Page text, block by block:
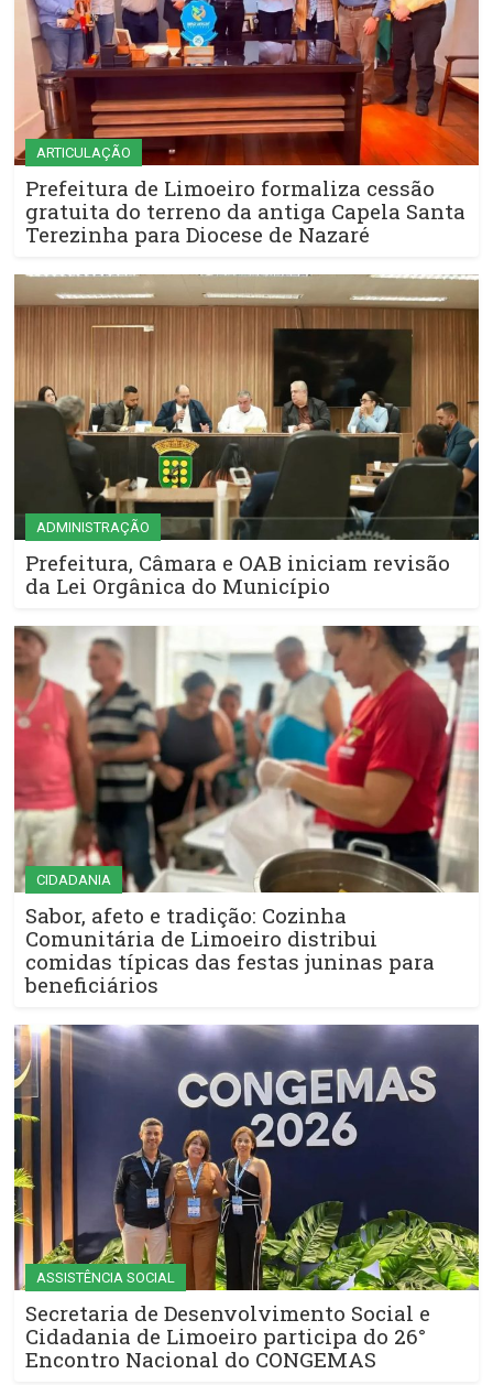
ARTICULAÇÃO
Prefeitura de Limoeiro formaliza cessão
gratuita do terreno da antiga Capela Santa
Terezinha para Diocese de Nazaré
ADMINISTRAÇÃO
Prefeitura, Câmara e OAB iniciam revisão
da Lei Orgânica do Município
CIDADANIA
Sabor, afeto e tradição: Cozinha
Comunitária de Limoeiro distribui
comidas típicas das festas juninas para
beneficiários
ASSISTÊNCIA SOCIAL
Secretaria de Desenvolvimento Social e
Cidadania de Limoeiro participa do 26°
Encontro Nacional do CONGEMAS